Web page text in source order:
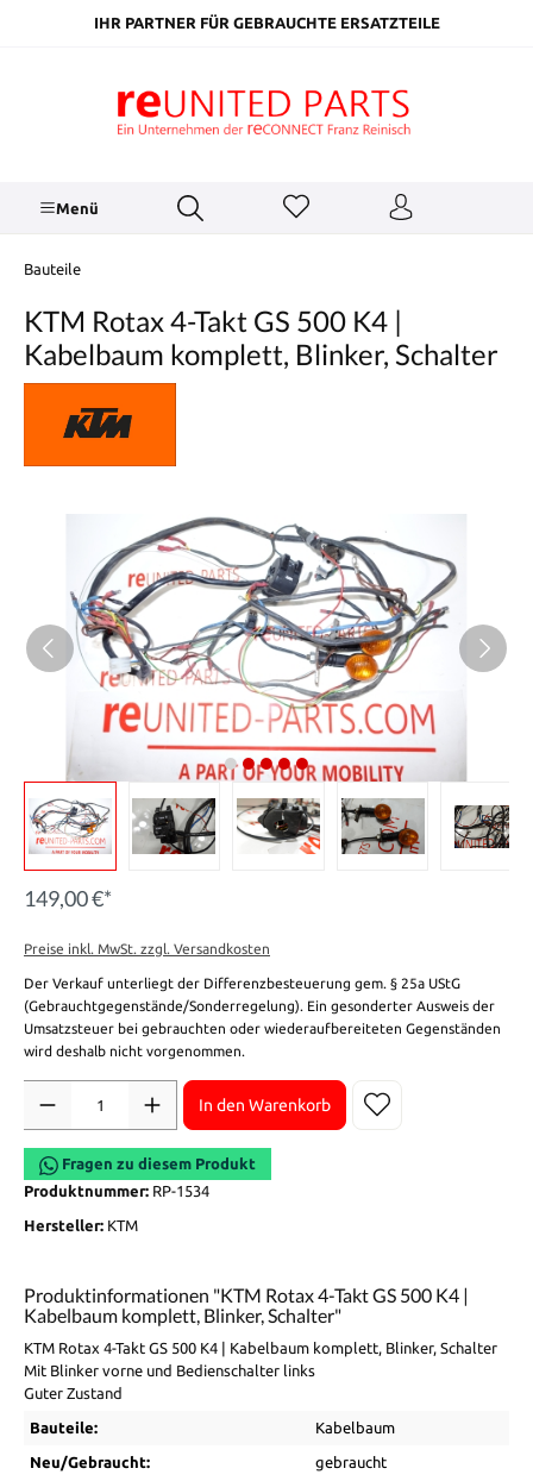
springenIHR PARTNER FÜR GEBRAUCHTE ERSATZTEILE
Menü
Bauteile
KTM Rotax 4-Takt GS 500 K4 |
Kabelbaum komplett, Blinker, Schalter
149,00 €*
Preise inkl. MwSt. zzgl. Versandkosten
Der Verkauf unterliegt der Differenzbesteuerung gem. § 25a UStG
(Gebrauchtgegenstände/Sonderregelung). Ein gesonderter Ausweis der
Umsatzsteuer bei gebrauchten oder wiederaufbereiteten Gegenständen
wird deshalb nicht vorgenommen.
In den Warenkorb
Fragen zu diesem Produkt
Produktnummer: RP-1534
Hersteller: KTM
Produktinformationen "KTM Rotax 4-Takt GS 500 K4 |
Kabelbaum komplett, Blinker, Schalter"
KTM Rotax 4-Takt GS 500 K4 | Kabelbaum komplett, Blinker, Schalter
Mit Blinker vorne und Bedienschalter links
Guter Zustand
Bauteile: Kabelbaum
Neu/Gebraucht: gebraucht